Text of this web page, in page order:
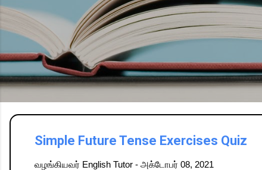
Simple Future Tense Exercises Quiz
வழங்கியவர் English Tutor - அக்டோபர் 08, 2021